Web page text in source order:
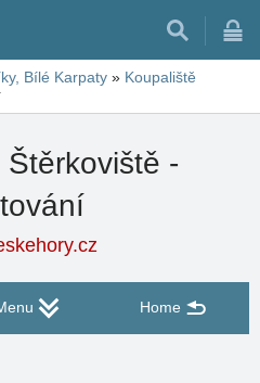
Bílé Karpaty » Koupaliště
-
Home